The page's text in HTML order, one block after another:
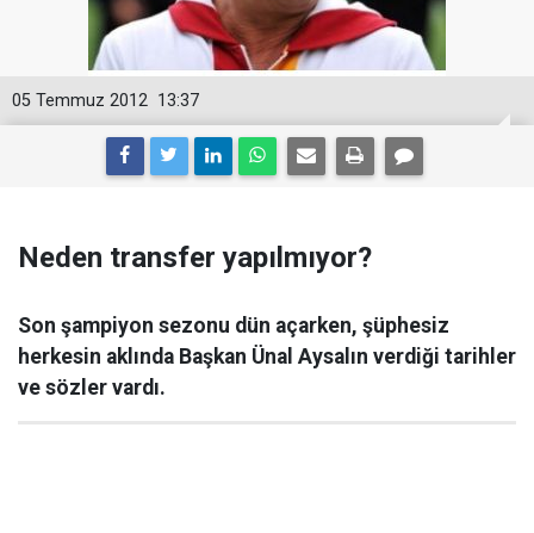
13:37
05 Temmuz 2012
Neden transfer yapılmıyor?
Son şampiyon sezonu dün açarken, şüphesiz
herkesin aklında Başkan Ünal Aysalın verdiği tarihler
ve sözler vardı.